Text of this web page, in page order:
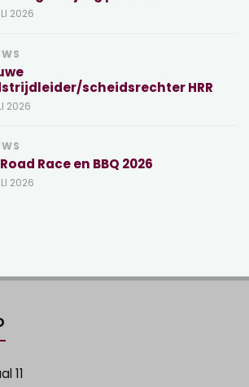
2026
scheidsrechter HRR
2026
Race en BBQ 2026
2026
11